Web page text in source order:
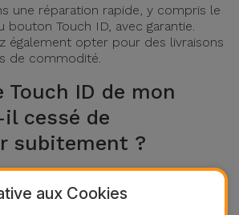
une réparation rapide, y compris le
bouton Touch ID, avec garantie.
également opter pour des livraisons
de commodité.
Touch ID de mon
cessé de
subitement ?
de fonctionner en raison de
d'une défaillance logicielle,
aux Cookies